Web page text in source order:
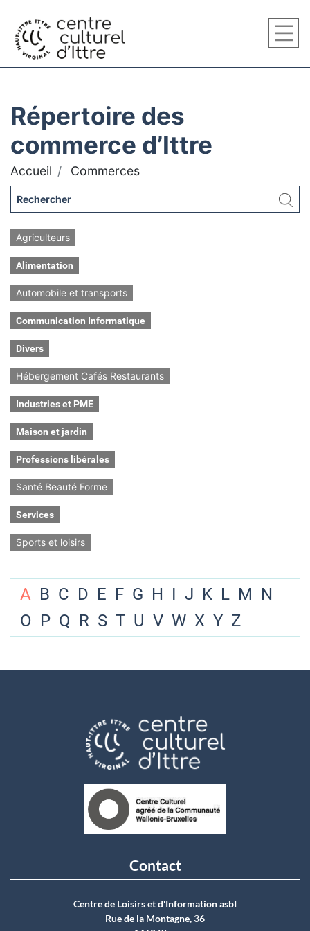
Répertoire des
commerce d’Ittre
Accueil Commerces
Agriculteurs
Alimentation
Automobile et transports
Communication Informatique
Divers
Hébergement Cafés Restaurants
Industries et PME
Maison et jardin
Professions libérales
Santé Beauté Forme
Services
Sports et loisirs
A B C D E F G H I J K L M N
O P Q R S T U V W X Y Z
Contact
Centre de Loisirs et d'Information asbI
Rue de la Montagne, 36